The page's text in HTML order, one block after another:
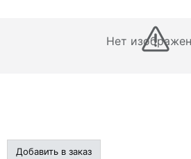
Нет
Добавить в заказ